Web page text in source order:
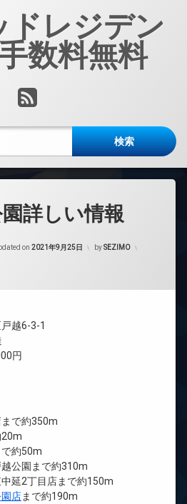
ドレジデン
数料無料
RSS
検索:
詳しい情報
on 2021年9月25日 bySEZIMO
越6-3-1
円
で約350m
約50m
公園まで約310m
延2丁目店まで約150m
店まで約190m